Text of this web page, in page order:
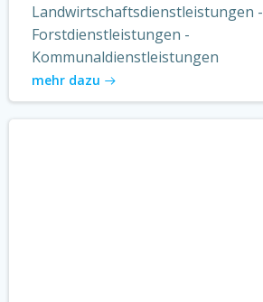
Landwirtschaftsdienstleistungen -
Forstdienstleistungen -
Kommunaldienstleistungen
mehr dazu